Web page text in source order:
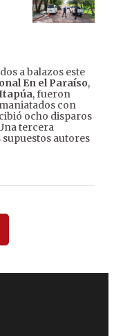
a balazos este
En el Paraíso,
, fueron
con
ocho disparos
tercera
autores